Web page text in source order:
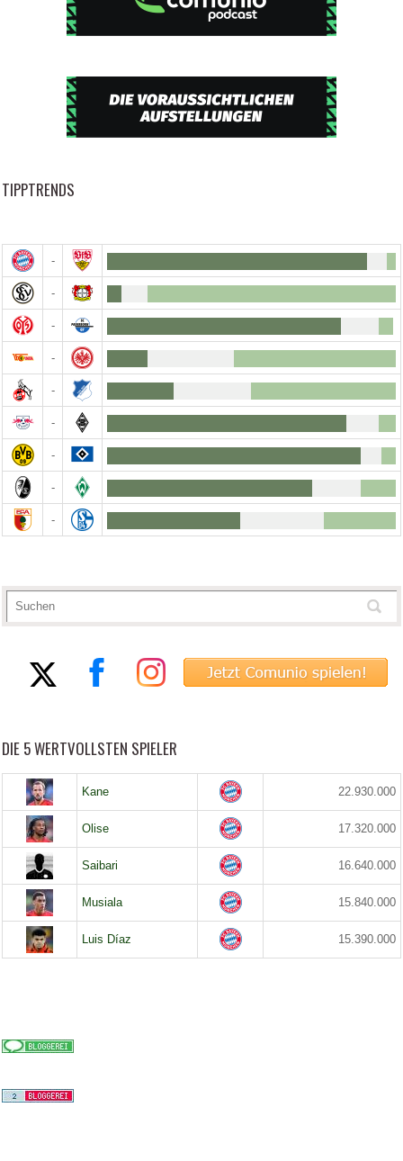
TIPPTRENDS
-
-
-
-
-
-
-
-
-
DIE 5 WERTVOLLSTEN SPIELER
Kane 22.930.000
Olise 17.320.000
Saibari 16.640.000
Musiala 15.840.000
Luis Díaz 15.390.000